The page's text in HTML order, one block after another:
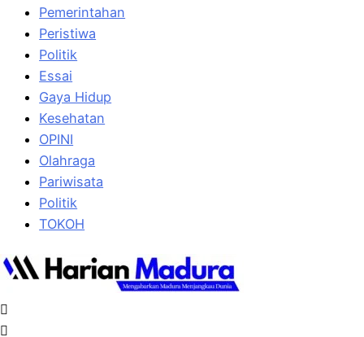
Pemerintahan
Peristiwa
Politik
Essai
Gaya Hidup
Kesehatan
OPINI
Olahraga
Pariwisata
Politik
TOKOH